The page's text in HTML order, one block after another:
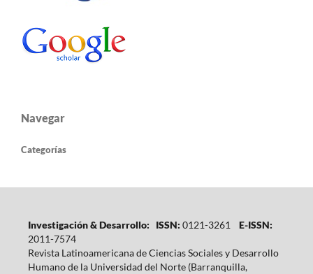
Navegar
Categorías
Investigación & Desarrollo: ISSN: 0121-3261
E-ISSN:
2011-7574
Revista Latinoamericana de Ciencias Sociales y Desarrollo
Humano de la Universidad del Norte (Barranquilla,